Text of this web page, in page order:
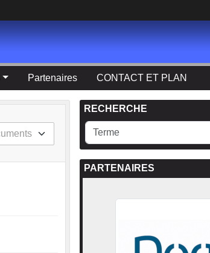
Partenaires CONTACT ET PLAN
RECHERCHE
PARTENAIRES